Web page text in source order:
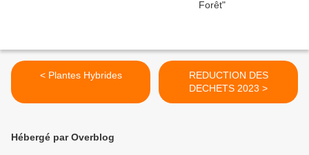
< Plantes Hybrides
REDUCTION DES
DECHETS 2023 >
Hébergé par Overblog